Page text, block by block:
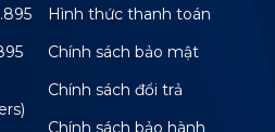
Hình thức thanh toán
Chính sách bảo mật
Chính sách đổi trả
Chính sách bảo hành